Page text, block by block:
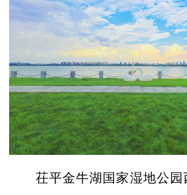
茌平金牛湖国家湿地公园